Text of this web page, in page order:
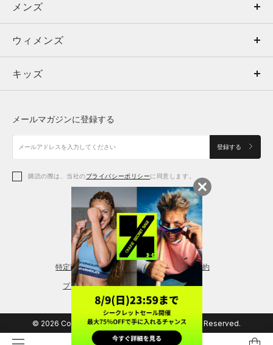
メンズ
ウィメンズ
キッズ
アクセサリー
メンズ
トップス
ボトムス
アクセサリー
ウィメンズ
トップス
シューズ
アクセサリー
レギンス＆タイツ
キッズ
シューズ
メールマガジンに登録する
登録する
購読の際は、当社のプライバシーポリシーに同意します。
特定商取引法に基づく通販の表記 会員規約
プライバシーポリシー
© 2026 Copyright DOME Corporation. All Rights Reserved.